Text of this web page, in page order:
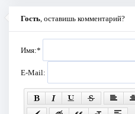
Гость , оставишь комментарий?
Имя:*
E-Mail: